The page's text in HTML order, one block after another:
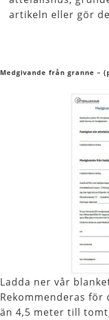
artikeln eller gör
Medgivande från granne –
Ladda ner vår
Rekommenderas för
än 4,5 meter till